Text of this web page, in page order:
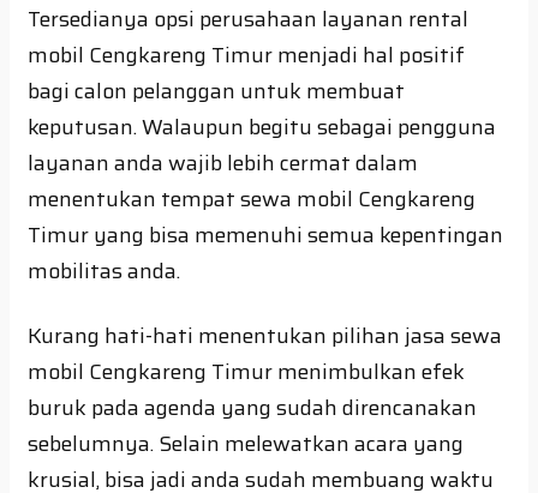
Tersedianya opsi perusahaan layanan rental
mobil Cengkareng Timur menjadi hal positif
bagi calon pelanggan untuk membuat
keputusan. Walaupun begitu sebagai pengguna
layanan anda wajib lebih cermat dalam
menentukan tempat sewa mobil Cengkareng
Timur yang bisa memenuhi semua kepentingan
mobilitas anda.
Kurang hati-hati menentukan pilihan jasa sewa
mobil Cengkareng Timur menimbulkan efek
buruk pada agenda yang sudah direncanakan
sebelumnya. Selain melewatkan acara yang
krusial, bisa jadi anda sudah membuang waktu